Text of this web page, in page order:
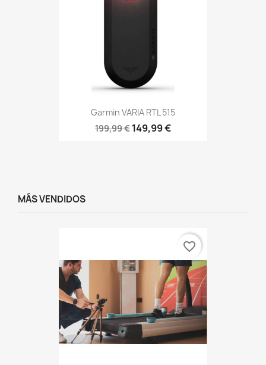
Garmin VARIA RTL 515
199,99 € 149,99 €
MÁS VENDIDOS
favorite_border